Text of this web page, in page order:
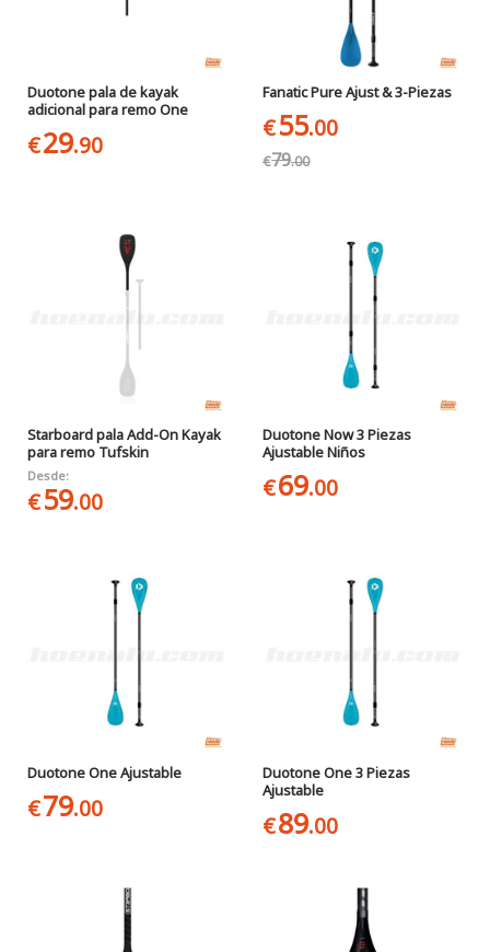
Duotone pala de kayak
adicional para remo One
€29.90
Fanatic Pure Ajust & 3-Piezas
€55.00
€79.00
Starboard pala Add-On Kayak
para remo Tufskin
Desde:
€59.00
Duotone Now 3 Piezas
Ajustable Niños
€69.00
Duotone One Ajustable
€79.00
Duotone One 3 Piezas
Ajustable
€89.00